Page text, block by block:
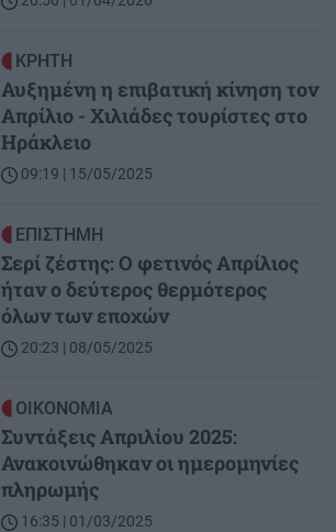
ΚΡΗΤΗ
Αυξημένη η επιβατική κίνηση τον
Απρίλιο - Χιλιάδες τουρίστες στο
Ηράκλειο
09:19 | 15/05/2025
ΕΠΙΣΤΗΜΗ
Σερί ζέστης: Ο φετινός Απρίλιος
ήταν ο δεύτερος θερμότερος
όλων των εποχών
20:23 | 08/05/2025
ΟΙΚΟΝΟΜΙΑ
Συντάξεις Απριλίου 2025:
Ανακοινώθηκαν οι ημερομηνίες
πληρωμής
16:35 | 01/03/2025